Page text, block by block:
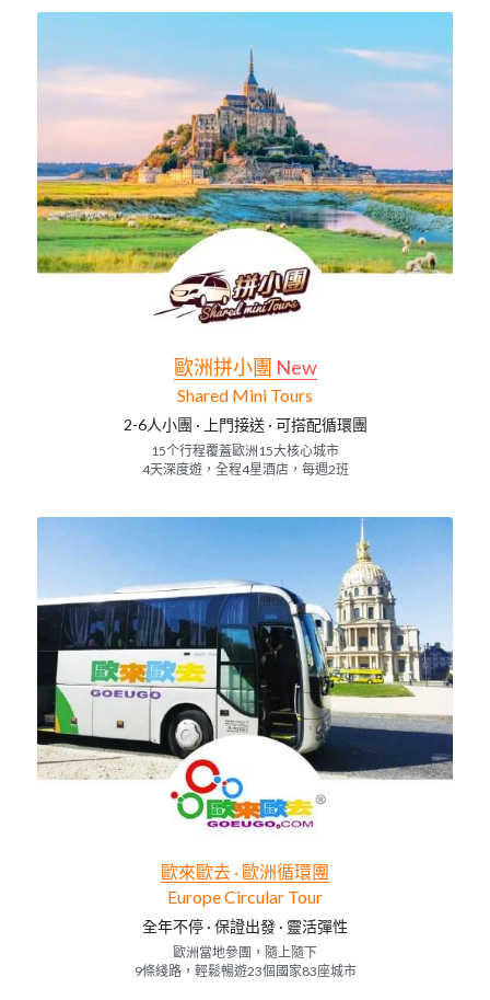
歐洲拼小團 New
Shared Mini Tours
2-6人小團 · 上門接送 · 可搭配循環團
15个行程覆蓋歐洲15大核心城市
4天深度遊，全程4星酒店，每週2班
歐來歐去 · 歐洲循環團
Europe Circular Tour
全年不停 · 保證出發 · 靈活彈性
歐洲當地參團，隨上隨下
9條綫路，輕鬆暢遊23個國家83座城市